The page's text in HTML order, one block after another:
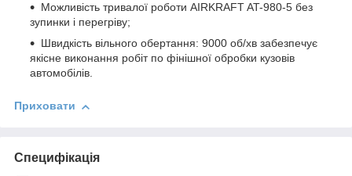
Можливість тривалої роботи AIRKRAFT AT-980-5 без
зупинки і перегріву;
Швидкість вільного обертання: 9000 об/хв забезпечує
якісне виконання робіт по фінішної обробки кузовів
автомобілів.
Приховати
Специфікація